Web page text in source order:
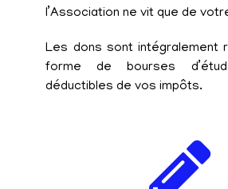
l’Association ne vit que de
Les dons sont intégralement
forme de bourses
déductibles de vos impôts.